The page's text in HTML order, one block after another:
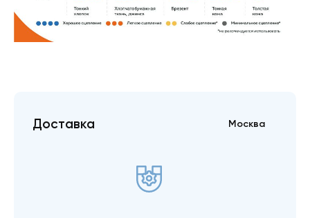
Доставка Москва